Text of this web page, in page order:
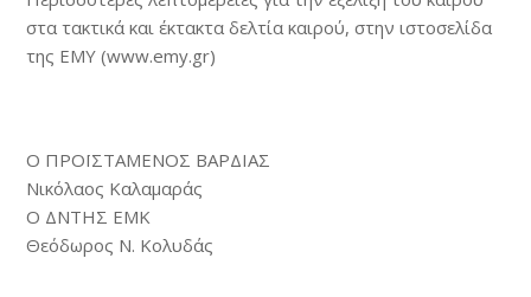
στα τακτικά και έκτακτα δελτία καιρού, στην ιστοσελίδα
της ΕΜΥ (www.emy.gr)
Ο ΠΡΟΪΣΤΑΜΕΝΟΣ ΒΑΡΔΙΑΣ
Νικόλαος Καλαμαράς
Ο ΔΝΤΗΣ ΕΜΚ
Θεόδωρος Ν. Κολυδάς